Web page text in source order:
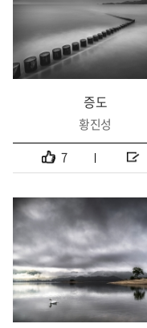
증도
황진성
7